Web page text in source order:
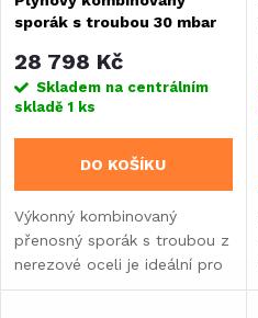
p
r
o
d
u
k
p
r
o
d
u
sporák s troubou 30 mbar
28 798 Kč
Skladem na centrálním
skladě1 ks
DO KOŠÍKU
Výkonný kombinovaný
přenosný sporák s troubou z
nerezové oceli je ideální pro
vaření a pečení na cestách.